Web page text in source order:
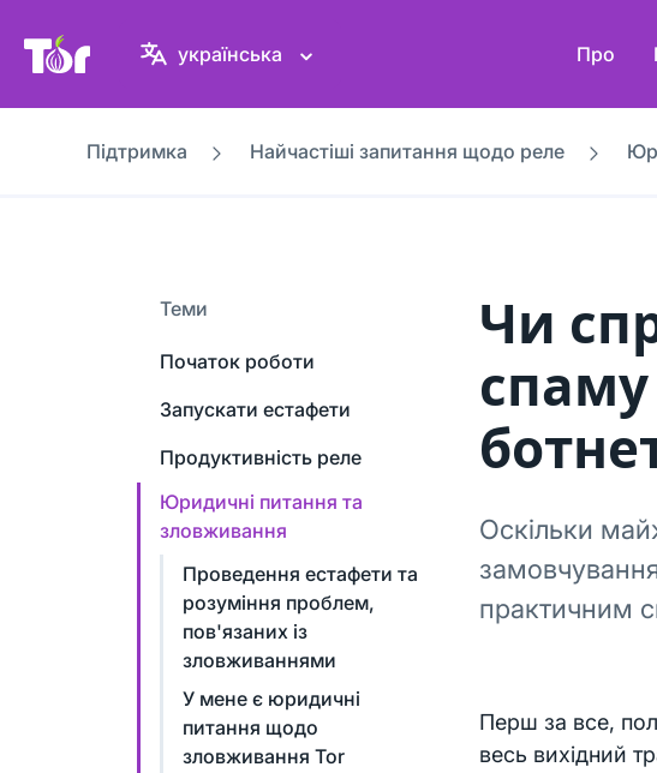
Вебсайт проєкту Tor
українська Про
Підтримка Найчастіші запитання щодо реле
Теми
Початок роботи
Запускати естафети
Продуктивність реле
Юридичні питання та
зловживання
Проведення естафети та
розуміння проблем,
пов'язаних із
зловживаннями
У мене є юридичні
питання щодо
зловживання Tor
Чи
Оскільки
практичним
Перш за все,
весь вихідний